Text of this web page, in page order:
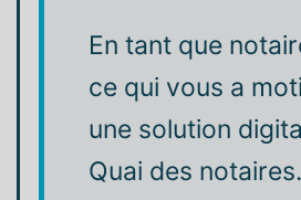
En tant que
ce qui vous a
une solution
Quai des